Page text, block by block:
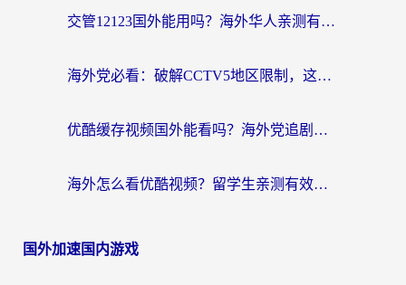
交管12123国外能用吗？海外华人亲测有效的回国加速器选择指南
海外党必看：破解CCTV5地区限制，这样看欧洲杯奥运直播才够爽！
优酷缓存视频国外能看吗？海外党追剧看片的终极解决方案来了
海外怎么看优酷视频？留学生亲测有效的回国加速器选择指南
国外加速国内游戏